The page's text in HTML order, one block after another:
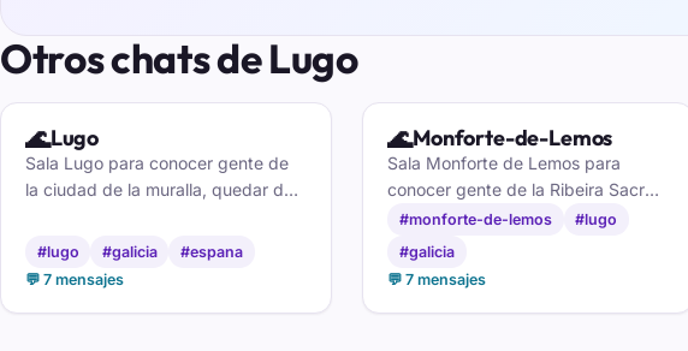
Otros chats de Lugo
🌊Lugo
Sala Lugo para conocer gente de
la ciudad de la muralla, quedar de
provincia lucense.
#lugo #galicia
#espana
💬 7 mensajes
🌊Monforte-de-Lemos
Sala Monforte de Lemos para
conocer gente de la Ribeira Sacra,
charlar con monfortinos y hacer
amigos por la Terra de Lemos.
#monforte-de-lemos
#lugo
#galicia
💬 7 mensajes